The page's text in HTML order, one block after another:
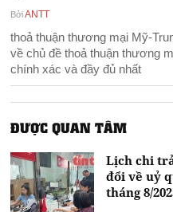
Bởi ANTT
thoả thuận thương mại Mỹ-
về chủ đề thoả thuận thương
chính xác và đầy đủ nhất
ĐƯỢC QUAN TÂM
Lịch chi
đổi về uỷ
tháng 8/